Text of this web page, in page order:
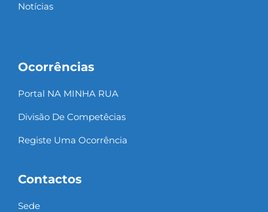
Notícias
Ocorrências
Portal NA MINHA RUA
Divisão De Competêcias
Registe Uma Ocorrência
Contactos
Sede